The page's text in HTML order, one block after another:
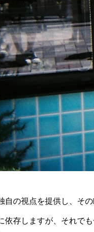
自の視点を提供し、そ
依存しますが、それで